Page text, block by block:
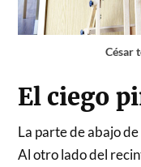
César
El ciego
La parte de abajo de
Al otro lado del